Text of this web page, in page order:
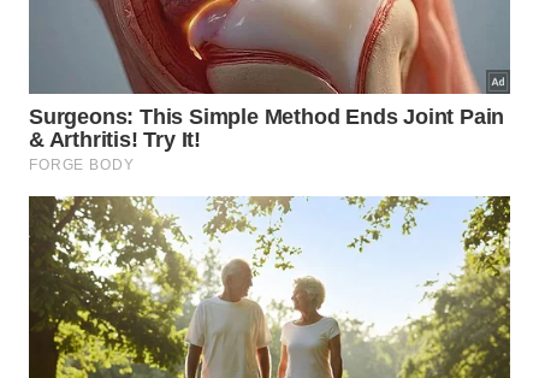
Valorizar ativamente os profissionais que cuidam da
nossa segurança diária é essencial para estabelecer
um clima interno harmonioso. Esse reconhecimento
atua diretamente na quebra do distanciamento
emocional, fortalecendo as bases reais de uma
saudávelconvivência urbana.
Veja abaixo os elementos centrais que constituem a
prática da atenção plena no espaço social: